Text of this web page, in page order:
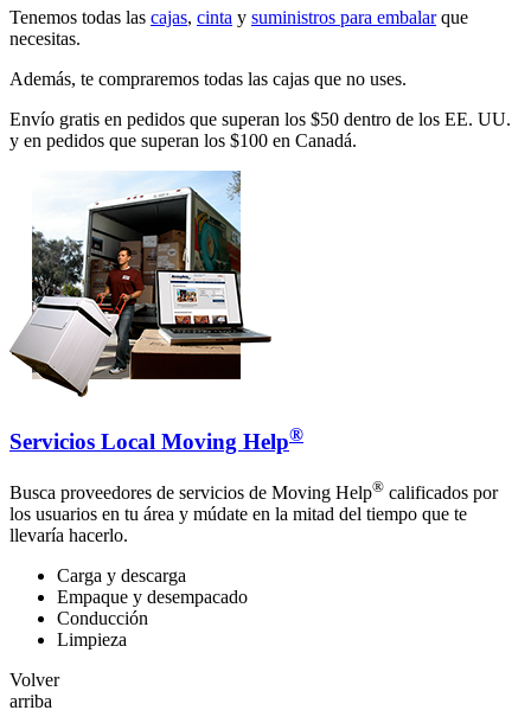
Tenemos todas las cajas, cinta y suministros para embalarque
necesitas.
Además, te compraremos todas las cajas que no uses.
Envío gratis en pedidos que superan los $50 dentro de los EE. UU.
y en pedidos que superan los $100 en Canadá.
Servicios Local Moving Help®
Busca proveedores de servicios de Moving Help® calificados por
los usuarios en tu área y múdate en la mitad del tiempo que te
llevaría hacerlo.
Carga y descarga
Empaque y desempacado
Conducción
Limpieza
Volver
arriba